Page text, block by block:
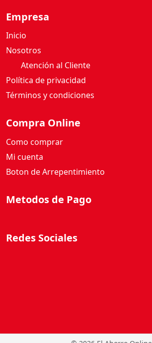
Empresa
Inicio
Nosotros
Atención al Cliente
Política de privacidad
Términos y condiciones
Compra Online
Como comprar
Mi cuenta
Boton de Arrepentimiento
Metodos de Pago
Redes Sociales